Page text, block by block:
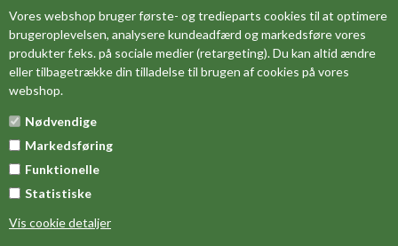
Vores webshop bruger første- og tredieparts cookies til at optimere
brugeroplevelsen, analysere kundeadfærd og markedsføre vores
produkter f.eks. på sociale medier (retargeting). Du kan altid ændre
eller tilbagetrække din tilladelse til brugen af cookies på vores
webshop.
Nødvendige
Markedsføring
Funktionelle
Statistiske
Vis cookie detaljer
FORSIDE
OM OS
MÅLESKEMA
DINE FAVORITVARER